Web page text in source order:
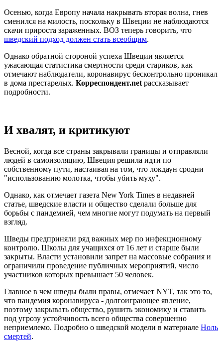
Осенью, когда Европу начала накрывать вторая волна, гнев
сменился на милость, поскольку в Швеции не наблюдаются
скачи прироста зараженных. ВОЗ теперь говорить, что
шведский подход должен стать всеобщим.
Однако обратной стороной успеха Швеции является
ужасающая статистика смертности среди стариков, как
отмечают наблюдатели, коронавирус бесконтрольно проникал
в дома престарелых. Корреспондент.net рассказывает
подробности.
И хвалят, и критикуют
Весной, когда все страны закрывали границы и отправляли
людей в самоизоляцию, Швеция решила идти по
собственному пути, настаивая на том, что локдаун сродни
"использованию молотка, чтобы убить муху".
Однако, как отмечает газета New York Times в недавней
статье, шведские власти и общество сделали больше для
борьбы с пандемией, чем многие могут подумать на первый
взгляд.
Шведы предприняли ряд важных мер по инфекционному
контролю. Школы для учащихся от 16 лет и старше были
закрыты. Власти установили запрет на массовые собрания и
ограничили проведение публичных мероприятий, число
участников которых превышает 50 человек.
Главное в чем шведы были правы, отмечает NYT, так это то,
что пандемия коронавируса - долгоиграющее явление,
поэтому закрывать общество, рушить экономику и ставить
под угрозу устойчивость всего общества совершенно
неприемлемо. Подробно о шведской модели в материале Ноль
смертей.